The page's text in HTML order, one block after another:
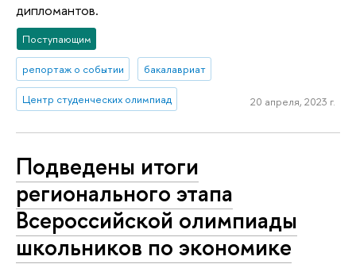
дипломантов.
Поступающим
репортаж о событии бакалавриат
Центр студенческих олимпиад 20 апреля, 2023 г.
Подведены итоги
регионального этапа
Всероссийской олимпиады
школьников по экономике